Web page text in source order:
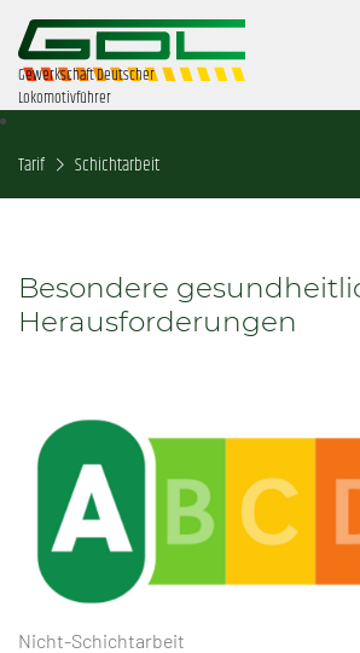
Gewerkschaft Deutscher
Lokomotivführer
Tarif Schichtarbeit
Besondere
Herausforderungen
Nicht-Schichtarbeit